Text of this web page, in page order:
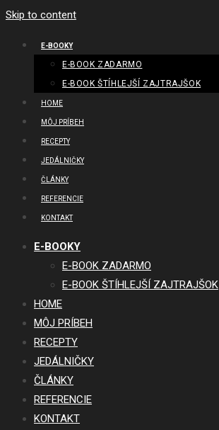
Skip to content
E-BOOKY
E-BOOK ZADARMO
E-BOOK ŠTÍHLEJŠÍ ZAJTRAJŠOK
HOME
MÔJ PRÍBEH
RECEPTY
JEDÁLNIČKY
ČLÁNKY
REFERENCIE
KONTAKT
E-BOOKY
E-BOOK ZADARMO
E-BOOK ŠTÍHLEJŠÍ ZAJTRAJŠOK
HOME
MÔJ PRÍBEH
RECEPTY
JEDÁLNIČKY
ČLÁNKY
REFERENCIE
KONTAKT